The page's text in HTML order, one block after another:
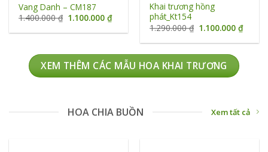
Vang Danh – CM187
1.400.000₫ Giá
là:
1.100.000₫Giá
tại
Khai trương hồng
phát_Kt154
1.290.000₫ Giá
gốc
là:
1.100.000₫Giá
tại
XEM THÊM CÁC MẪU HOA KHAI TRƯƠNG
HOA CHIA BUỒN Xem tất cả